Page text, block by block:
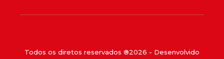
Todos os diretos reservados ®2026 - Desenvolvido